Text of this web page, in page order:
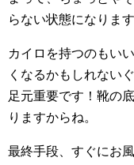
らない状態になります
カイロを持つのもい
くなるかもしれない
足元重要です！靴の
りますからね。
最終手段、すぐにお